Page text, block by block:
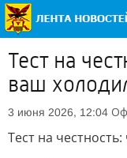
Тест на
ваш
3 июня 2026, 12:04
Тест на